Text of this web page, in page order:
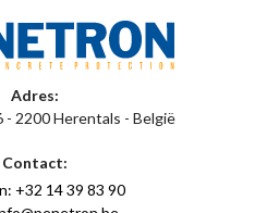
Adres:
- 2200 Herentals - België
Contact:
+32 14 39 83 90